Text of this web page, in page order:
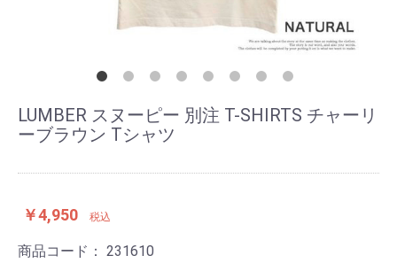
LUMBER スヌーピー 別注 T-SHIRTS チャーリ
ーブラウン Tシャツ
￥4,950 税込
商品コード： 231610